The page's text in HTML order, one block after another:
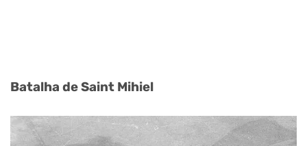
Batalha de Saint Mihiel